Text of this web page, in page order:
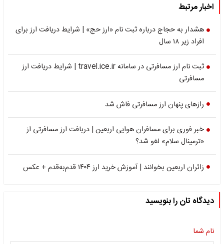
اخبار مرتبط
هشدار به حجاج درباره ثبت نام «ارز حج» | شرایط دریافت ارز برای
افراد زیر ۱۸ سال
ثبت نام ارز مسافرتی در سامانه travel.ice.ir | شرایط دریافت ارز
مسافرتی
رازهای پنهان ارز مسافرتی فاش شد
خبر فوری برای مسافران هوایی اربعین | دربافت ارز مسافرتی از
«ترمینال سلام» لغو شد؟
زائران اربعین بخوانند | آموزش خرید ارز ۱۴۰۴ قدم‌به‌قدم + عکس
دیدگاه تان را بنویسید
نام شما